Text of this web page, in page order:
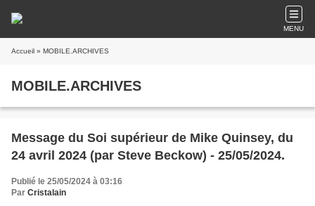
MENU
Accueil » MOBILE.ARCHIVES
MOBILE.ARCHIVES
Message du Soi supérieur de Mike Quinsey, du
24 avril 2024 (par Steve Beckow) - 25/05/2024.
Publié le 25/05/2024 à 03:16
Par Cristalain